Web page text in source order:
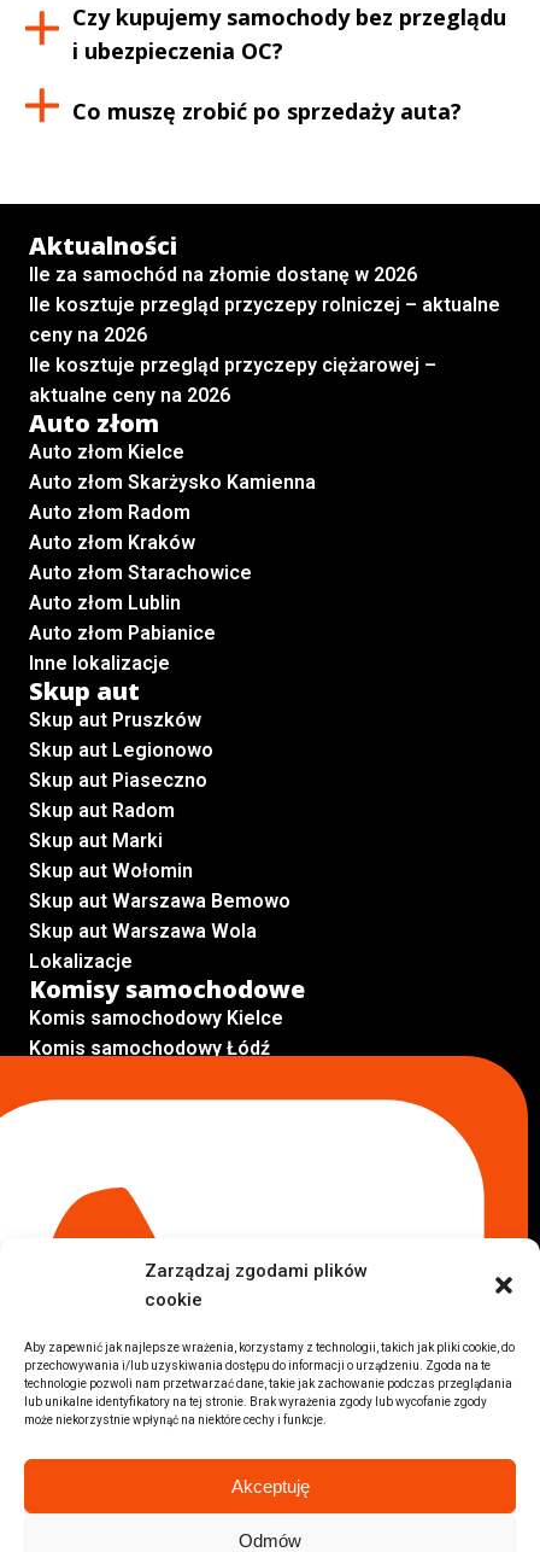
Zarządzaj zgodami plików
cookie
Aby zapewnić jak najlepsze wrażenia, korzystamy z technologii, takich jak pliki cookie, do
przechowywania i/lub uzyskiwania dostępu do informacji o urządzeniu. Zgoda na te
technologie pozwoli nam przetwarzać dane, takie jak zachowanie podczas przeglądania
lub unikalne identyfikatory na tej stronie. Brak wyrażenia zgody lub wycofanie zgody
może niekorzystnie wpłynąć na niektóre cechy i funkcje.
Akceptuję
Odmów
Czy kupujemy samochody bez przeglądu
i ubezpieczenia OC?
Co muszę zrobić po sprzedaży auta?
Aktualności
Ile za samochód na złomie dostanę w 2026
Ile kosztuje przegląd przyczepy rolniczej – aktualne
ceny na 2026
Ile kosztuje przegląd przyczepy ciężarowej –
aktualne ceny na 2026
Auto złom
Auto złom Kielce
Auto złom Skarżysko Kamienna
Auto złom Radom
Auto złom Kraków
Auto złom Starachowice
Auto złom Lublin
Auto złom Pabianice
Inne lokalizacje
Skup aut
Skup aut Pruszków
Skup aut Legionowo
Skup aut Piaseczno
Skup aut Radom
Skup aut Marki
Skup aut Wołomin
Skup aut Warszawa Bemowo
Skup aut Warszawa Wola
Lokalizacje
Komisy samochodowe
Komis samochodowy Kielce
Komis samochodowy Łódź
Komis samochodowy Radom
Komis samochodowy Lublin
Komis samochodowy Sochaczew
Inne Lokalizacje
Auta z USA Rzeszów
Auta z USA Białystok
Auta z USA Kraków
Marki samochodów
Sprzedam BMW